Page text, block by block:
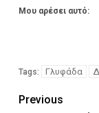
Μου αρέσει αυτό:
Tags: Γλυφάδα
Previous